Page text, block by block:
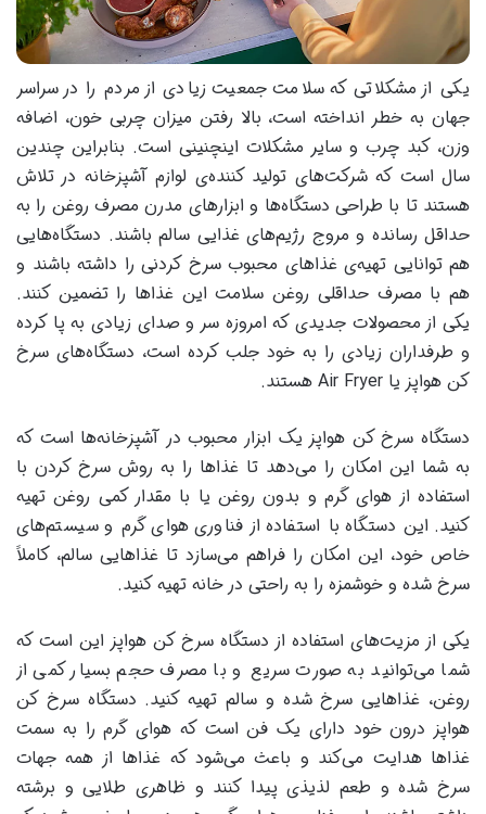
یکی از مشکلاتی که سلامت جمعیت زیادی از مردم را در سراسر
جهان به خطر انداخته است، بالا رفتن میزان چربی خون، اضافه
وزن، کبد چرب و سایر مشکلات اینچنینی است. بنابراین چندین
سال است که شرکت‌های تولید کننده‌ی لوازم آشپزخانه در تلاش
هستند تا با طراحی دستگاه‌ها و ابزارهای مدرن مصرف روغن را به
حداقل رسانده و مروج رژیم‌های غذایی سالم باشند. دستگاه‌هایی
هم توانایی تهیه‌ی غذاهای محبوب سرخ کردنی را داشته باشند و
هم با مصرف حداقلی روغن سلامت این غذاها را تضمین کنند.
یکی از محصولات جدیدی که امروزه سر و صدای زیادی به پا کرده
و طرفداران زیادی را به خود جلب کرده است، دستگاه‌های سرخ
کن هواپز یا Air Fryer هستند.
دستگاه سرخ کن هواپز یک ابزار محبوب در آشپزخانه‌ها است که
به شما این امکان را می‌دهد تا غذاها را به روش سرخ کردن با
استفاده از هوای گرم و بدون روغن یا با مقدار کمی روغن تهیه
کنید. این دستگاه با استفاده از فناوری هوای گرم و سیستم‌های
خاص خود، این امکان را فراهم می‌سازد تا غذاهایی سالم، کاملاً
سرخ شده و خوشمزه را به راحتی در خانه تهیه کنید.
یکی از مزیت‌های استفاده از دستگاه سرخ کن هواپز این است که
شما می‌توانید به صورت سریع و با مصرف حجم بسیار کمی از
روغن، غذاهایی سرخ شده و سالم تهیه کنید. دستگاه سرخ کن
هواپز درون خود دارای یک فن است که هوای گرم را به سمت
غذاها هدایت می‌کند و باعث می‌شود که غذاها از همه جهات
سرخ شده و طعم لذیذی پیدا کنند و ظاهری طلایی و برشته